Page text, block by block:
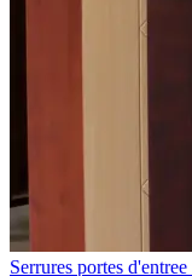
Serrures portes d'entree